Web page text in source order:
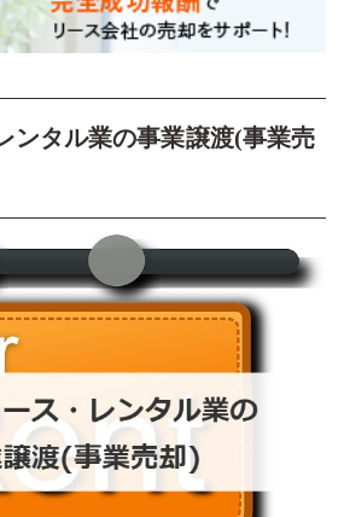
ンタル業の事業譲渡(事業売